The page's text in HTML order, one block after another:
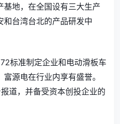
地，在全国设有三大生产
和台湾台北的产品研发中
标准制定企业和电动滑板车
源电在行业内享有盛誉。
道，并备受资本创投企业的